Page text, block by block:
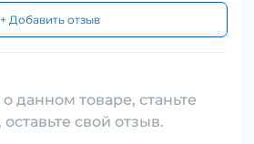
+ Добавить отзыв
данном товаре, станьте
свой отзыв.